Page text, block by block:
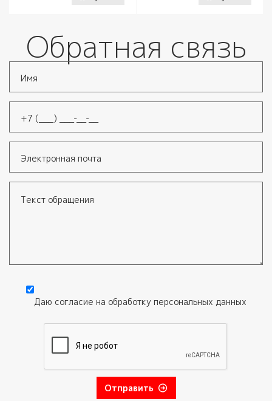
Обратная связь
Даю согласие на обработку персональных данных
Отправить